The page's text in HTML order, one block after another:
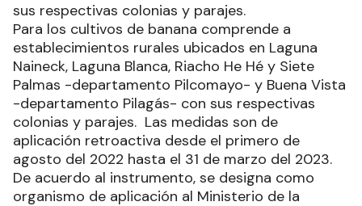
sus respectivas colonias y parajes.
Para los cultivos de banana comprende a
establecimientos rurales ubicados en Laguna
Naineck, Laguna Blanca, Riacho He Hé y Siete
Palmas -departamento Pilcomayo- y Buena Vista
-departamento Pilagás- con sus respectivas
colonias y parajes. Las medidas son de
aplicación retroactiva desde el primero de
agosto del 2022 hasta el 31 de marzo del 2023.
De acuerdo al instrumento, se designa como
organismo de aplicación al Ministerio de la